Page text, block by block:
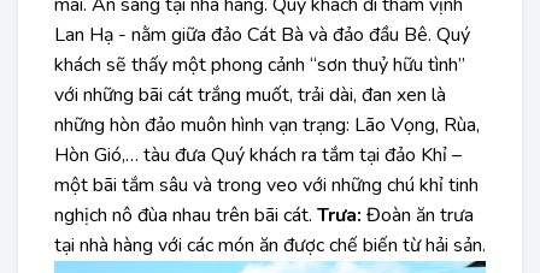
Lan Hạ - nằm giữa đảo Cát Bà và đảo đầu Bê. Quý
khách sẽ thấy một phong cảnh “sơn thuỷ hữu tình”
với những bãi cát trắng muốt, trải dài, đan xen là
những hòn đảo muôn hình vạn trạng: Lão Vọng, Rùa,
Hòn Gió,… tàu đưa Quý khách ra tắm tại đảo Khỉ –
một bãi tắm sâu và trong veo với những chú khỉ tinh
nghịch nô đùa nhau trên bãi cát. Trưa: Đoàn ăn trưa
tại nhà hàng với các món ăn được chế biến từ hải sản.